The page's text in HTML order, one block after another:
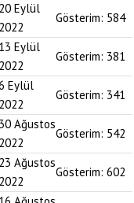
20 Eylül
2022
Gösterim: 584
13 Eylül
2022
Gösterim: 381
Eylül
2022
Gösterim: 341
30 Ağustos
2022
Gösterim: 542
23 Ağustos
2022
Gösterim: 602